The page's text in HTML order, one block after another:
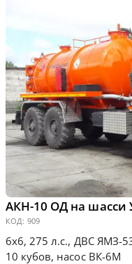
АКН-10 ОД на шасси
КОД: 909
6х6, 275 л.с., ДВС ЯМЗ-
10 кубов, насос ВК-6М